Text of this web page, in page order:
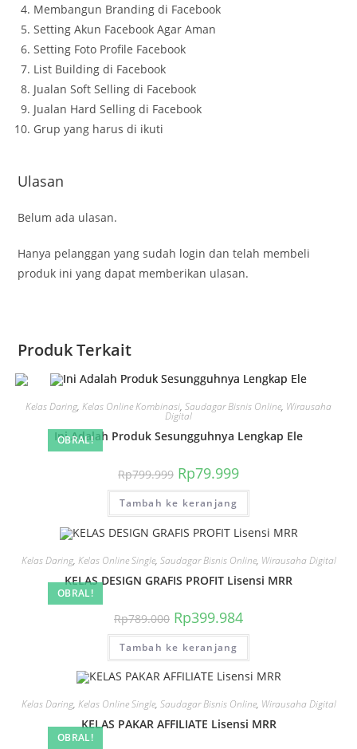
Membangun Branding di Facebook
Setting Akun Facebook Agar Aman
Setting Foto Profile Facebook
List Building di Facebook
Jualan Soft Selling di Facebook
Jualan Hard Selling di Facebook
Grup yang harus di ikuti
Ulasan
Belum ada ulasan.
Hanya pelanggan yang sudah login dan telah membeli
produk ini yang dapat memberikan ulasan.
Produk Terkait
OBRAL!
Kelas Daring, Kelas Online Kombinasi, Saudagar Bisnis Online, Wirausaha
Digital
Ini Adalah Produk Sesungguhnya Lengkap Ele
Rp799.999 Harga
aslinya
adalah:
Rp799.999.
Rp79.999Harga
ini
Rp79.999.
Tambah ke keranjang
OBRAL!
Kelas Daring, Kelas Online Single, Saudagar Bisnis Online, Wirausaha Digital
KELAS DESIGN GRAFIS PROFIT Lisensi MRR
Rp789.000 Harga
aslinya
adalah:
Rp789.000.
Rp399.984saat
ini
Rp399.984.
Tambah ke keranjang
OBRAL!
Kelas Daring, Kelas Online Single, Saudagar Bisnis Online, Wirausaha Digital
KELAS PAKAR AFFILIATE Lisensi MRR